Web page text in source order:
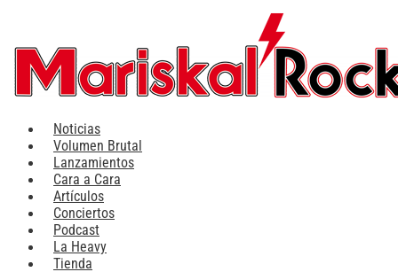
contenido
Noticias
Volumen Brutal
Lanzamientos
Cara a Cara
Artículos
Conciertos
Podcast
La Heavy
Tienda